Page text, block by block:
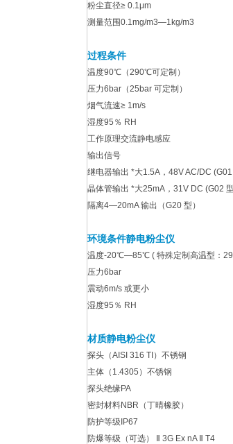
粉尘直径≥ 0.1μm
测量范围0.1mg/m3—1kg/m3
过程条件
温度90℃（290℃可定制）
压力6bar（25bar 可定制）
烟气流速≥ 1m/s
湿度95％ RH
工作原理交流静电感应
输出信号
继电器输出 *大1.5A，48V AC/DC
晶体管输出 *大25mA，31V DC (G02
隔离4—20mA 输出（G20 型）
环境条件静电粉尘仪
温度-20℃—85℃ ( 特殊定制高温型：
压力6bar
震动6m/s 或更小
湿度95％ RH
材质静电粉尘仪
探头（AISI 316 TI）不锈钢
主体（1.4305）不锈钢
探头绝缘PA
密封材料NBR（丁晴橡胶）
防护等级IP67
防爆等级（可选） Ⅱ 3G Ex nA Ⅱ T4